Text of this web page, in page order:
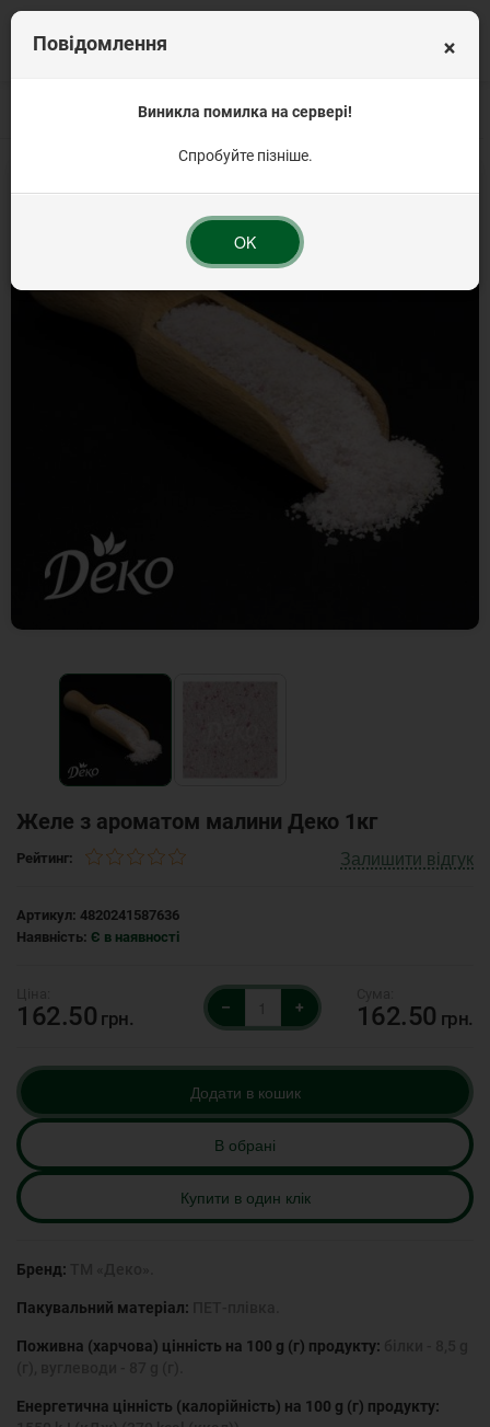
Вагова продукція Крохмаль та сода Желе з ароматом малини
Желе з ароматом малини Деко 1кг
Рейтинг: Залишити відгук
Артикул: 4820241587636
Наявність: Є в наявності
162.50 грн.
– + 162.50 грн.
Додати в кошик
В обрані
Купити в один клік
Бренд:
Пакувальний матеріал:
Поживна (харчова) цінність на 100 g (г) продукту:
Енергетична цінність (калорійність) на 100 g (г) продукту:
×
Повідомлення
Виникла помилка на сервері!
Спробуйте пізніше.
OK